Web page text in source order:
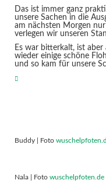
Das ist immer ganz
unsere Sachen in die
am nächsten Morgen
verlegen wir unseren
Es war bitterkalt, ist
wieder einige schöne
und so kam für unsere
Buddy | Foto
Nala | Foto wuschelpfoten.de